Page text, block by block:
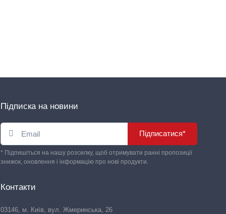
Підписка на новини
Підписатися*
* Підпишіться на нашу розсилку, щоб отримувати ранні пропозиції
знижок, оновлення і інформацію про нові продукти.
Контакти
03146, м. Київ, вул. Жмеринська, 26